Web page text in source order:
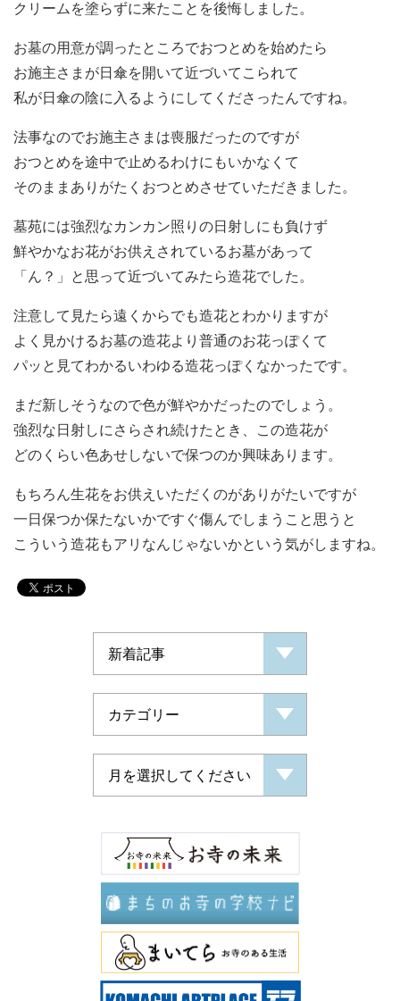
クリームを塗らずに来たことを後悔しました。
お墓の用意が調ったところでおつとめを始めたら
お施主さまが日傘を開いて近づいてこられて
私が日傘の陰に入るようにしてくださったんですね。
法事なのでお施主さまは喪服だったのですが
おつとめを途中で止めるわけにもいかなくて
そのままありがたくおつとめさせていただきました。
墓苑には強烈なカンカン照りの日射しにも負けず
鮮やかなお花がお供えされているお墓があって
「ん？」と思って近づいてみたら造花でした。
注意して見たら遠くからでも造花とわかりますが
よく見かけるお墓の造花より普通のお花っぽくて
パッと見てわかるいわゆる造花っぽくなかったです。
まだ新しそうなので色が鮮やかだったのでしょう。
強烈な日射しにさらされ続けたとき、この造花が
どのくらい色あせしないで保つのか興味あります。
もちろん生花をお供えいただくのがありがたいですが
一日保つか保たないかですぐ傷んでしまうこと思うと
こういう造花もアリなんじゃないかという気がしますね。